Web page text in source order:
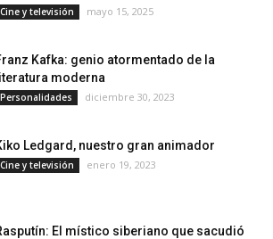
Cine y televisión mayo 15, 2025
Kafka: genio atormentado de la
literatura moderna
Personalidades diciembre 30, 2023
Ledgard, nuestro gran animador
Cine y televisión enero 19, 2023
El místico siberiano que sacudió